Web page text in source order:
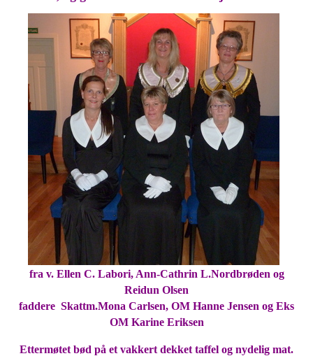
fra v. Ellen C. Labori, Ann-Cathrin L.Nordbrøden og
Reidun Olsen
faddere Skattm.Mona Carlsen, OM Hanne Jensen og Eks
OM Karine Eriksen
Ettermøtet bød på et vakkert dekket taffel og nydelig mat.